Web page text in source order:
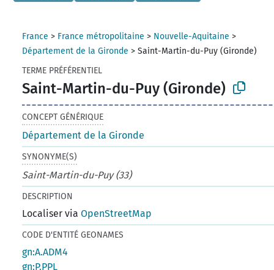
France > France métropolitaine > Nouvelle-Aquitaine >
Département de la Gironde >Saint-Martin-du-Puy (Gironde)
TERME PRÉFÉRENTIEL
Saint-Martin-du-Puy (Gironde)
CONCEPT GÉNÉRIQUE
Département de la Gironde
SYNONYME(S)
Saint-Martin-du-Puy (33)
DESCRIPTION
Localiser viaOpenStreetMap
CODE D'ENTITÉ GEONAMES
gn:A.ADM4
gn:P.PPL